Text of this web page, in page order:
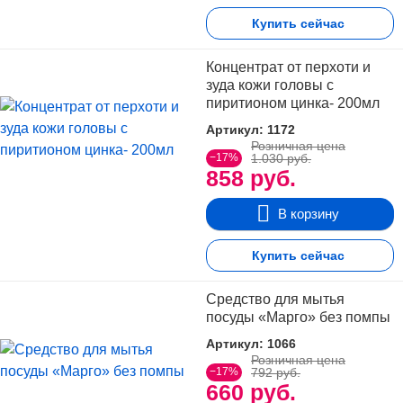
Нет. Необходимо остерегаться
попадания геля на слизистую
Упаковка – защищенный
контейнер – содержит 60 или 25 г
Купить сейчас
Концентрат от перхоти и
зуда кожи головы с
пиритионом цинка- 200мл
Артикул: 1172
−17%
858 руб.
Розничная цена
1.030 руб.
В корзину
Купить сейчас
Средство для мытья
посуды «Марго» без помпы
Артикул: 1066
−17%
660 руб.
Розничная цена
792 руб.